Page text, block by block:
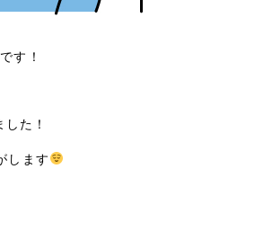
す！
た！
します